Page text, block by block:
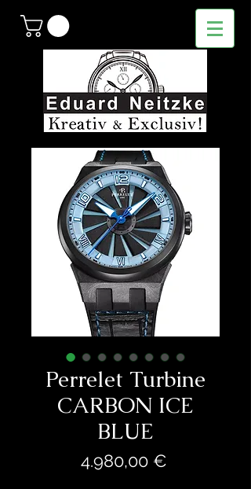
Perrelet Turbine
CARBON ICE
BLUE
4.980,00 €Preis